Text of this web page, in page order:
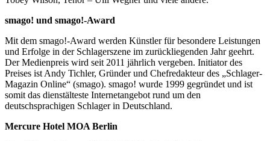
smago! und smago!-Award
Mit dem smago!-Award werden Künstler für besondere Leistungen
und Erfolge in der Schlagerszene im zurückliegenden Jahr geehrt.
Der Medienpreis wird seit 2011 jährlich vergeben. Initiator des
Preises ist Andy Tichler, Gründer und Chefredakteur des „Schlager-
Magazin Online“ (smago). smago! wurde 1999 gegründet und ist
somit das dienstälteste Internetangebot rund um den
deutschsprachigen Schlager in Deutschland.
Mercure Hotel MOA Berlin